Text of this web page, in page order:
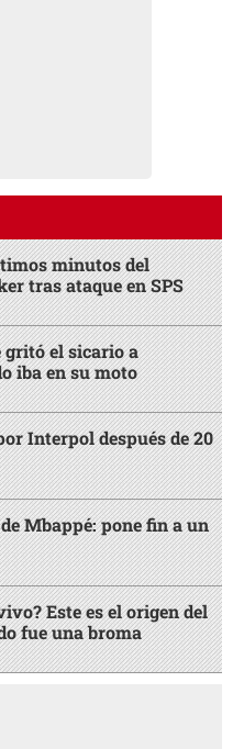
minutos del
tras ataque en SPS
gritó el sicario a
iba en su moto
Interpol después de 20
Mbappé: pone fin a un
Este es el origen del
fue una broma